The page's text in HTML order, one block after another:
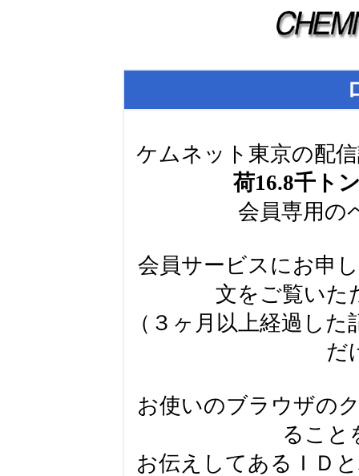
ケムネット東京の配
荷16.8千ト
会員専用の
会員サービスにお申
文をご覧いた
（３ヶ月以上経過し
だ
お使いのブラウザの
ること
お伝えしてあるＩＤ